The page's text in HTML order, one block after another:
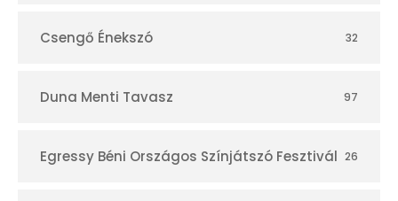
Csengő Énekszó 32
Duna Menti Tavasz 97
Egressy Béni Országos Színjátszó Fesztivál 26